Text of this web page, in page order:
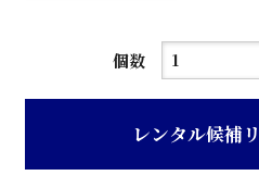
個数
石
旧
レンタル候補